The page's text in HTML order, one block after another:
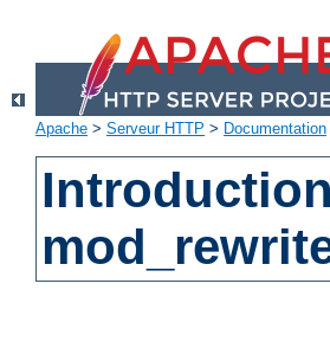
Apache > Serveur HTTP > Documentation